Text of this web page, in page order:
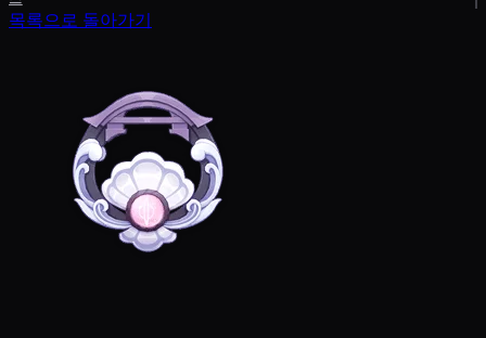
목록으로 돌아가기